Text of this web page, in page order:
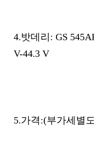
4.밧데리: GS
V-44.3 V
5.가격:(부가세별